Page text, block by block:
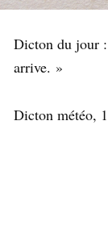
Dicton du jour
arrive. »
Dicton météo,